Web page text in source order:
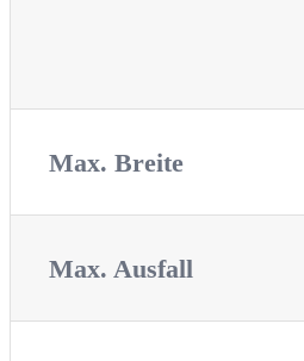
Max. Breite
Max. Ausfall